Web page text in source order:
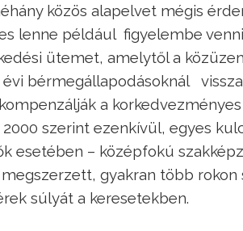
közös alapelvet mégis
lenne például figyelembe
ütemet, amelytől a
évi bérmegállapodásoknál
a
2000 szerint ezenkívül, egyes
esetében – középfokú
gyakran több
súlyát a keresetekben.